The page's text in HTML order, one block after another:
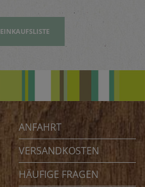
EINKAUFSLISTE
ANFAHRT
VERSANDKOSTEN
HÄUFIGE FRAGEN